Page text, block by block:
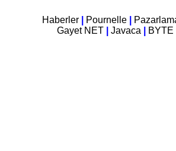
Haberler Pournelle
Gayet NET
Javaca